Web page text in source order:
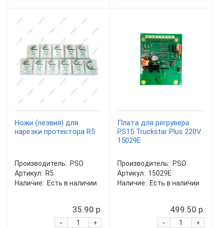
Ножи (лезвия) для
нарезки протектора R5
Производитель: PSO
Артикул: R5
Наличие: Есть в наличии
35.90 р.
+
-
Плата для регрувера
PS15 Truckstar Plus 220V
15029E
Производитель: PSO
Артикул: 15029E
Наличие: Есть в наличии
499.50 р.
+
-